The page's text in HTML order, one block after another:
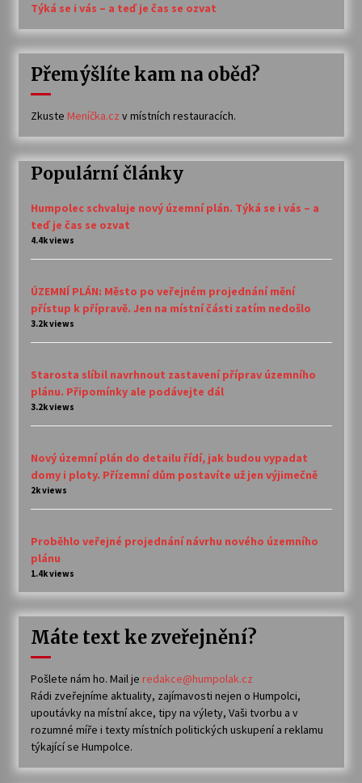
Týká se i vás – a teď je čas se ozvat
Přemýšlíte kam na oběd?
Zkuste Meníčka.cz v místních restauracích.
Populární články
Humpolec schvaluje nový územní plán. Týká se i vás – a
teď je čas se ozvat
4.4k views
ÚZEMNÍ PLÁN: Město po veřejném projednání mění
přístup k přípravě. Jen na místní části zatím nedošlo
3.2k views
Starosta slíbil navrhnout zastavení příprav územního
plánu. Připomínky ale podávejte dál
3.2k views
Nový územní plán do detailu řídí, jak budou vypadat
domy i ploty. Přízemní dům postavíte už jen výjimečně
2k views
Proběhlo veřejné projednání návrhu nového územního
plánu
1.4k views
Máte text ke zveřejnění?
Pošlete nám ho. Mail je redakce@humpolak.cz
Rádi zveřejníme aktuality, zajímavosti nejen o Humpolci,
upoutávky na místní akce, tipy na výlety, Vaši tvorbu a v
rozumné míře i texty místních politických uskupení a reklamu
týkající se Humpolce.